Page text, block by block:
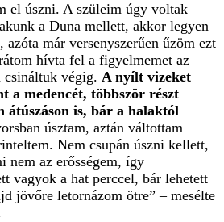
el úszni. A szüleim úgy voltak
a Duna mellett, akkor legyen
már versenyszerűen űzöm ezt
hívta fel a figyelmemet az
csináltuk végig. A nyílt vizeket
a medencét, többször részt
átúszáson is, bár a halaktól
úsztam, aztán váltottam
Nem csupán úszni kellett,
nem az erősségem, így
vagyok a hat perccel, bár lehetett
jövőre letornázom ötre” – mesélte